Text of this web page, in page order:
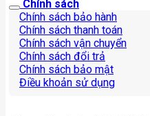
Chính sách
Chính sách bảo hành
Chính sách thanh toán
Chính sách vận chuyển
Chính sách đổi trả
Chính sách bảo mật
Điều khoản sử dụng